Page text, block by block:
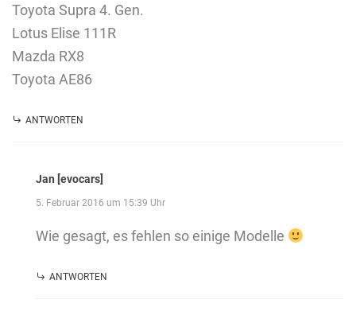
Toyota Supra 4. Gen.
Lotus Elise 111R
Mazda RX8
Toyota AE86
ANTWORTEN
Jan [evocars]
5. Februar 2016 um 15:39 Uhr
Wie gesagt, es fehlen so einige Modelle
ANTWORTEN